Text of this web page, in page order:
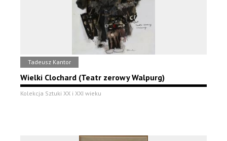
Tadeusz Kantor
Wielki Clochard (Teatr zerowy Walpurg)
Kolekcja Sztuki XX i XXI wieku